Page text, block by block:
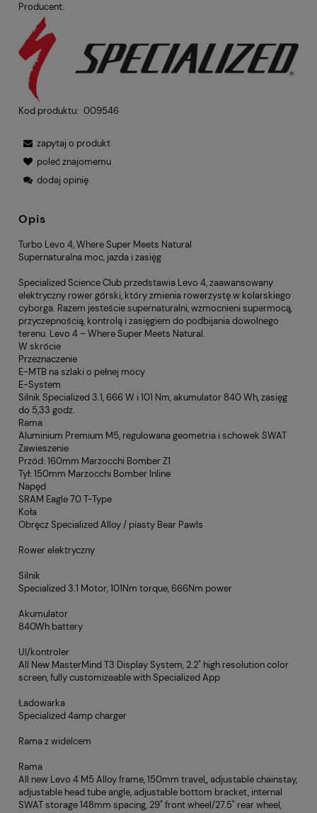
Producent:
Kod produktu: 009546
zapytaj o produkt
poleć znajomemu
dodaj opinię
Opis
Turbo Levo 4, Where Super Meets Natural
Supernaturalna moc, jazda i zasięg
Specialized Science Club przedstawia Levo 4, zaawansowany
elektryczny rower górski, który zmienia rowerzystę w kolarskiego
cyborga. Razem jesteście supernaturalni, wzmocnieni supermocą,
przyczepnością, kontrolą i zasięgiem do podbijania dowolnego
terenu. Levo 4 – Where Super Meets Natural.
W skrócie
Przeznaczenie
E-MTB na szlaki o pełnej mocy
E-System
Silnik Specialized 3.1, 666 W i 101 Nm, akumulator 840 Wh, zasięg
do 5,33 godz.
Rama
Aluminium Premium M5, regulowana geometria i schowek SWAT
Zawieszenie
Przód: 160mm Marzocchi Bomber Z1
Tył: 150mm Marzocchi Bomber Inline
Napęd
SRAM Eagle 70 T-Type
Koła
Obręcz Specialized Alloy / piasty Bear Pawls
Rower elektryczny
Silnik
Specialized 3.1 Motor, 101Nm torque, 666Nm power
Akumulator
840Wh battery
UI/kontroler
All New MasterMind T3 Display System, 2.2" high resolution color
screen, fully customizeable with Specialized App
Ładowarka
Specialized 4amp charger
Rama z widelcem
Rama
All new Levo 4 M5 Alloy frame, 150mm travel,, adjustable chainstay,
adjustable head tube angle, adjustable bottom bracket, internal
SWAT storage 148mm spacing, 29" front wheel/27.5" rear wheel,